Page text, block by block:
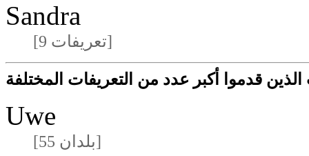
Sandra
[9 تعريفات]
قدموا أكبر عدد من التعريفات المختلفة
Uwe
[55 بلدان]